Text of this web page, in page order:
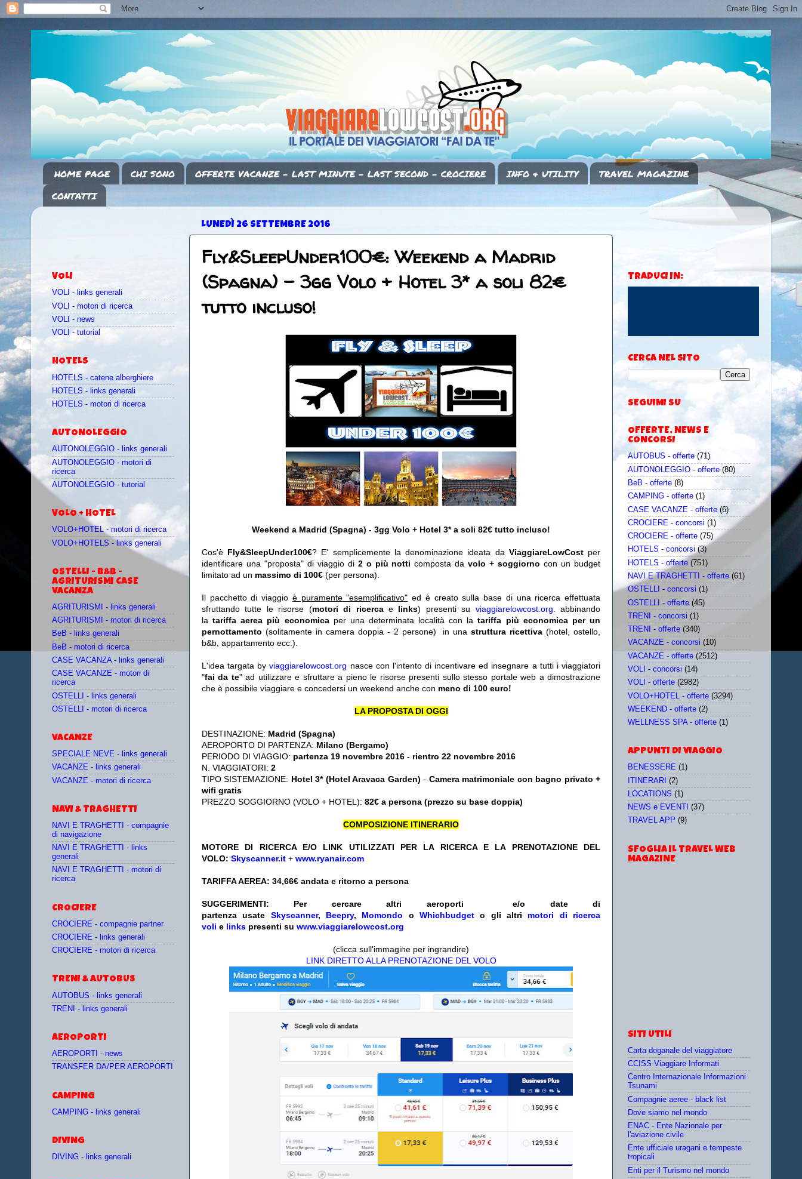
HOME PAGE CHI SONO OFFERTE VACANZE - LAST MINUTE - LAST SECOND - CROCIERE INFO & UTILITY
TRAVEL MAGAZINE
CONTATTI
LUNEDÌ 26 SETTEMBRE 2016
Fly&SleepUnder100€: Weekend a Madrid
(Spagna) - 3gg Volo + Hotel 3* a soli 82€
tutto incluso!
Weekend a Madrid (Spagna) - 3gg Volo + Hotel 3* a soli 82€ tutto incluso!
Cos'è Fly&SleepUnder100€? E' semplicemente la denominazione ideata da ViaggiareLowCostper
identificare una "proposta" di viaggio di 2 o più notticomposta davolo + soggiorno con un budget
limitato ad un massimo di 100€ (per persona).
Il pacchetto di viaggio è puramente "esemplificativo" ed è creato sulla base di una ricerca effettuata
sfruttando tutte le risorse (motori di ricerca e links) presenti su viaggiarelowcost.org . abbinando
la tariffa aerea più economicaper una determinata località con latariffa più economica per un
pernottamento (solitamente in camera doppia - 2 persone) in unastruttura ricettiva (hotel, ostello,
b&b, appartamento ecc.).
L'idea targata byviaggiarelowcost.org nasce con l'intento di incentivare ed insegnare a tutti i viaggiatori
"fai da te" ad utilizzare e sfruttare a pieno le risorse presenti sullo stesso portale web a dimostrazione
che è possibile viaggiare e concedersi un weekend anche con meno di 100 euro!
LA PROPOSTA DI OGGI
DESTINAZIONE: Madrid (Spagna)
AEROPORTO DI PARTENZA: Milano (Bergamo)
PERIODO DI VIAGGIO: partenza 19 novembre 2016 - rientro 22 novembre 2016
N. VIAGGIATORI: 2
TIPO SISTEMAZIONE: Hotel 3* (Hotel Aravaca Garden)- Camera matrimoniale con bagno privato +
wifi gratis
PREZZO SOGGIORNO (VOLO + HOTEL): 82€ a persona (prezzo su base doppia)
COMPOSIZIONE ITINERARIO
MOTORE DI RICERCA E/O LINK UTILIZZATI PER LA RICERCA E LA PRENOTAZIONE DEL
VOLO: Skyscanner.it + www.ryanair.com
TARIFFA AEREA: 34,66€ andata e ritorno a persona
SUGGERIMENTI: Per cercare altri aeroporti e/o date di
partenza usate Skyscanner, Beepry, Momondo oWhichbudget o gli altri motori di ricerca
voli e links presenti su www.viaggiarelowcost.org
(clicca sull'immagine per ingrandire)
LINK DIRETTO ALLA PRENOTAZIONE DEL VOLO
VOLI
VOLI - links generali
VOLI - motori di ricerca
VOLI - news
VOLI - tutorial
HOTELS
HOTELS - catene alberghiere
HOTELS - links generali
HOTELS - motori di ricerca
AUTONOLEGGIO
AUTONOLEGGIO - links generali
AUTONOLEGGIO - motori di
ricerca
AUTONOLEGGIO - tutorial
VOLO + HOTEL
VOLO+HOTEL - motori di ricerca
VOLO+HOTELS - links generali
OSTELLI - B&B -
AGRITURISMI CASE
VACANZA
AGRITURISMI - links generali
AGRITURISMI - motori di ricerca
BeB - links generali
BeB - motori di ricerca
CASE VACANZA - links generali
CASE VACANZE - motori di
ricerca
OSTELLI - links generali
OSTELLI - motori di ricerca
VACANZE
SPECIALE NEVE - links generali
VACANZE - links generali
VACANZE - motori di ricerca
NAVI & TRAGHETTI
NAVI E TRAGHETTI - compagnie
di navigazione
NAVI E TRAGHETTI - links
generali
NAVI E TRAGHETTI - motori di
ricerca
CROCIERE
CROCIERE - compagnie partner
CROCIERE - links generali
CROCIERE - motori di ricerca
TRENI & AUTOBUS
AUTOBUS - links generali
TRENI - links generali
AEROPORTI
AEROPORTI - news
TRANSFER DA/PER AEROPORTI
CAMPING
CAMPING - links generali
DIVING
DIVING - links generali
TRADUCI IN:
CERCA NEL SITO
SEGUIMI SU
OFFERTE, NEWS E
CONCORSI
AUTOBUS - offerte (71)
AUTONOLEGGIO - offerte (80)
BeB - offerte (8)
CAMPING - offerte (1)
CASE VACANZE - offerte (6)
CROCIERE - concorsi (1)
CROCIERE - offerte (75)
HOTELS - concorsi (3)
HOTELS - offerte (751)
NAVI E TRAGHETTI - offerte (61)
OSTELLI - concorsi (1)
OSTELLI - offerte (45)
TRENI - concorsi (1)
TRENI - offerte (340)
VACANZE - concorsi (10)
VACANZE - offerte (2512)
VOLI - concorsi (14)
VOLI - offerte (2982)
VOLO+HOTEL - offerte (3294)
WEEKEND - offerte (2)
WELLNESS SPA - offerte (1)
APPUNTI DI VIAGGIO
BENESSERE (1)
ITINERARI (2)
LOCATIONS (1)
NEWS e EVENTI
(37)
TRAVEL APP (9)
SFOGLIA IL TRAVEL WEB
MAGAZINE
SITI UTILI
Carta doganale del viaggiatore
CCISS Viaggiare Informati
Centro Internazionale Informazioni
Tsunami
Compagnie aeree - black list
Dove siamo nel mondo
ENAC - Ente Nazionale per
l'aviazione civile
Ente ufficiale uragani e tempeste
tropicali
Enti per il Turismo nel mondo